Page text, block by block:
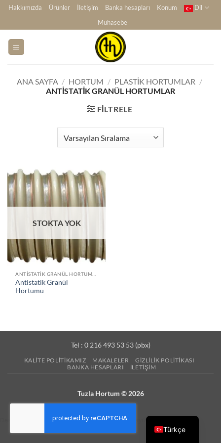
İçeriğe
Hakkımızda Ürünler İletişim Banka hesapları Konum
Dil
Muhasebe
ANA SAYFA / HORTUM / PLASTIK HORTUMLAR /
ANTISTATIK GRANÜL HORTUMLAR
FILTRELE
STOKTA YOK
Antistatik Granül
Hortumu
Tel : 0 216 493 53 53 (pbx)
KALITE POLITIKAMIZ MAKALELER
GIZLILIK POLITIKASI
BANKA HESAPLARI
İLETIŞIM
Tuzla Hortum © 2026
Desteğe ihtiyacınız olduğunda, bir mesaj uzaklıktayız.
Türkçe